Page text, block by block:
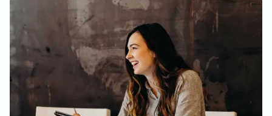
Neem contact op